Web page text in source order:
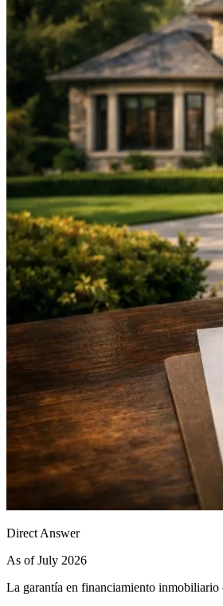
Direct Answer
As of July 2026
La garantía en financiamiento inmobiliario